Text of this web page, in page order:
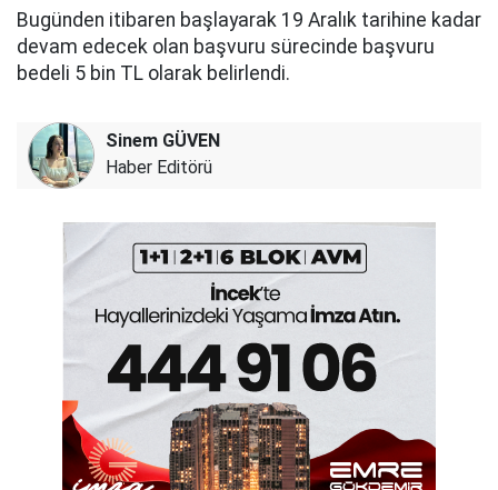
Bugünden itibaren başlayarak 19 Aralık tarihine kadar
devam edecek olan başvuru sürecinde başvuru
bedeli 5 bin TL olarak belirlendi.
Sinem GÜVEN
Haber Editörü